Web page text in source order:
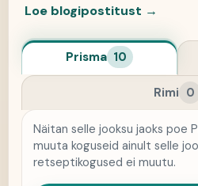
Loe blogipostitust →
Prisma 10
Rimi 0
Näitan selle jooksu jaoks poe
muuta koguseid ainult selle
retseptikogused ei muutu.